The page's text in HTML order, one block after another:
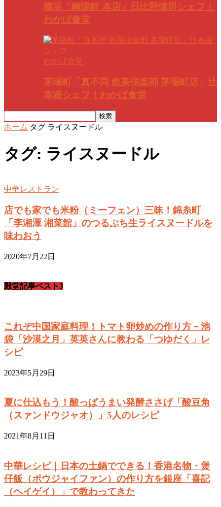
横浜「崎陽軒 本店」日比野慎司シェフ｜
わかば食堂
わかば食堂
茅場町「真不同 飲茶倶楽部 茅場町店」辻
本凌シェフ｜わかば食堂
ホーム タグ ライスヌードル
タグ: ライスヌードル
中華レストラン
店でも家でも米粉（ミーフェン）三昧！錦糸町
「李湘潭 湘菜館」のつるぷち生ライスヌードルを
味わおう
2020年7月22日
殿堂記事ベスト3
これぞ中国家庭料理！トマト卵炒めの作り方－池
袋「沙漠之月」英英さんに教わる「つゆだく」レ
シピ
2023年5月29日
夏に仕込もう！酸っぱうまい発酵ささげ「酸豆角
（スァンドウジャオ）」5人のレシピ
2021年8月11日
中華レシピ｜日本の土鍋でできる！香港名物・煲
仔飯（ボウジャイファン）の作り方を銀座「喜記
（ヘイゲイ）」で教わってきた